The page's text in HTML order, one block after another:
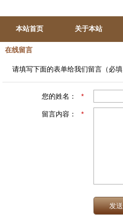
本站首页 关于本站
在线留言
请填写下面的表单给我们留言（必填
您的姓名： *
留言内容： *